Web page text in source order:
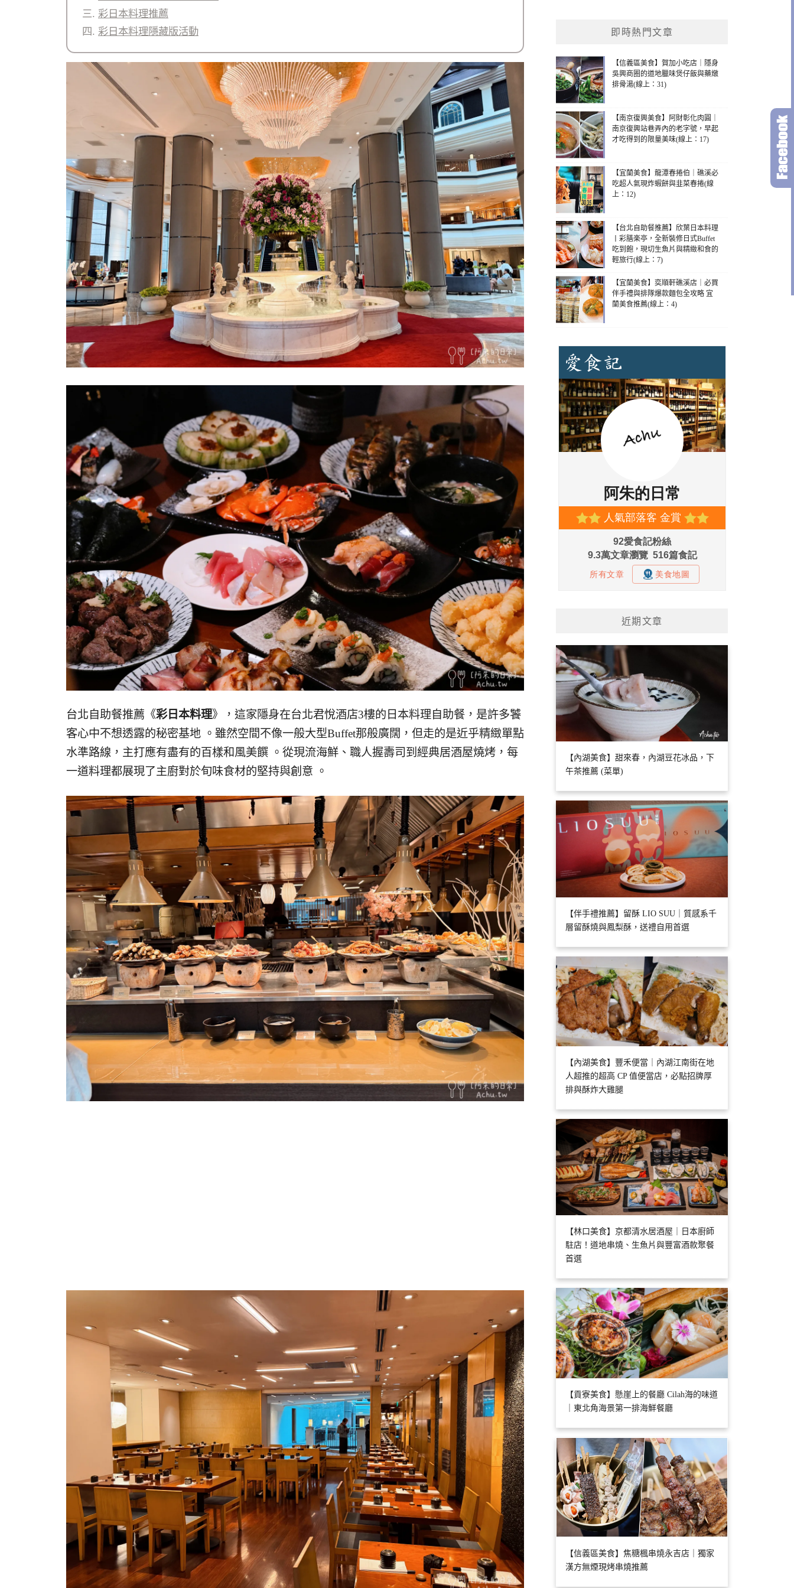
彩日本料理推薦
彩日本料理隱藏版活動
台北自助餐推薦《彩日本料理》，這家隱身在台北君悅酒店3樓的日本料理自助餐，是許多饕
客心中不想透露的秘密基地 。雖然空間不像一般大型Buffet那般廣闊，但走的是近乎精緻單點
水準路線，主打應有盡有的百樣和風美饌 。從現流海鮮、職人握壽司到經典居酒屋燒烤，每
一道料理都展現了主廚對於旬味食材的堅持與創意 。
即時熱門文章
【信義區美食】賀加小吃店｜隱身
吳興商圈的道地臘味煲仔飯與藥燉
排骨湯(線上：31)
【南京復興美食】阿財彰化肉圓｜
南京復興站巷弄內的老字號，早起
才吃得到的限量美味(線上：17)
【宜蘭美食】龍潭春捲伯｜礁溪必
吃超人氣現炸蝦餅與韭菜春捲(線
上：12)
【台北自助餐推薦】欣葉日本料理
丨彩膳楽亭，全新裝修日式Buffet
吃到飽，現切生魚片與精緻和食的
輕旅行(線上：7)
【宜蘭美食】奕順軒礁溪店｜必買
伴手禮與排隊爆款麵包全攻略 宜
蘭美食推薦(線上：4)
近期文章
【內湖美食】甜來春，內湖豆花冰品，下
午茶推薦 (菜單)
【伴手禮推薦】留酥 LIO SUU｜質感系千
層留酥燒與鳳梨酥，送禮自用首選
【內湖美食】豐禾便當｜內湖江南街在地
人超推的超高 CP 值便當店，必點招牌厚
排與酥炸大雞腿
【林口美食】京都清水居酒屋｜日本廚師
駐店！道地串燒、生魚片與豐富酒款聚餐
首選
【貢寮美食】懸崖上的餐廳 Cilah海的味道
｜東北角海景第一排海鮮餐廳
【信義區美食】焦糖楓串燒永吉店｜獨家
漢方無煙現烤串燒推薦